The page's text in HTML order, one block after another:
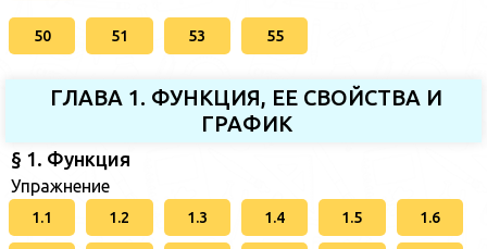
50 51 53 55
ГЛАВА 1. ФУНКЦИЯ, ЕЕ СВОЙСТВА И
ГРАФИК
§ 1. Функция
Упражнение
1.1 1.2 1.3 1.4 1.5 1.6